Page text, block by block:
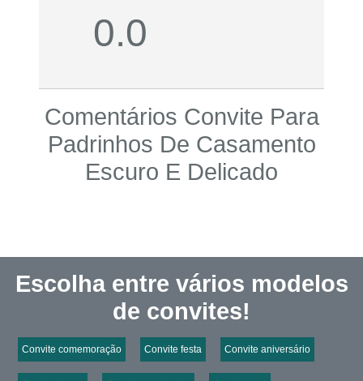
0.0
Comentários Convite Para
Padrinhos De Casamento
Escuro E Delicado
Escolha entre vários modelos
de convites!
Convite comemoração Convite festa Convite aniversário